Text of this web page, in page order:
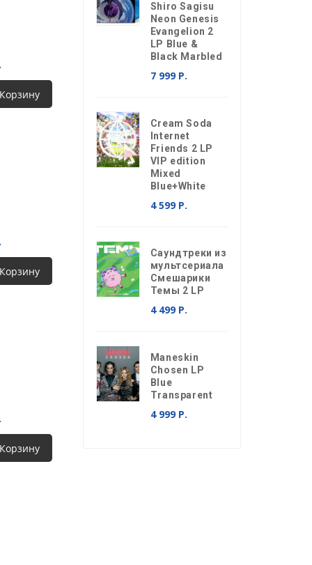
Shiro Sagisu
Neon Genesis
Evangelion 2
LP Blue &
Black Marbled
7 999 Р.
Cream Soda
Internet
Friends 2 LP
VIP edition
Mixed
Blue+White
4 599 Р.
Саундтреки из
мультсериала
Смешарики
Темы 2 LP
4 499 Р.
Maneskin
Chosen LP
Blue
Transparent
4 999 Р.